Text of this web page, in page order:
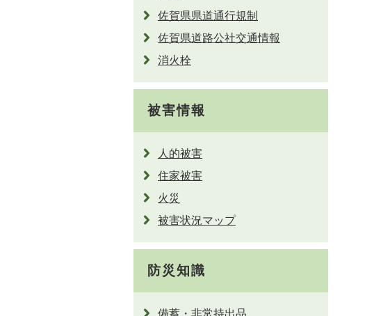
佐賀県県道通行規制
佐賀県道路公社交通情報
消火栓
被害情報
人的被害
住家被害
火災
被害状況マップ
防災知識
備蓄・非常持出品